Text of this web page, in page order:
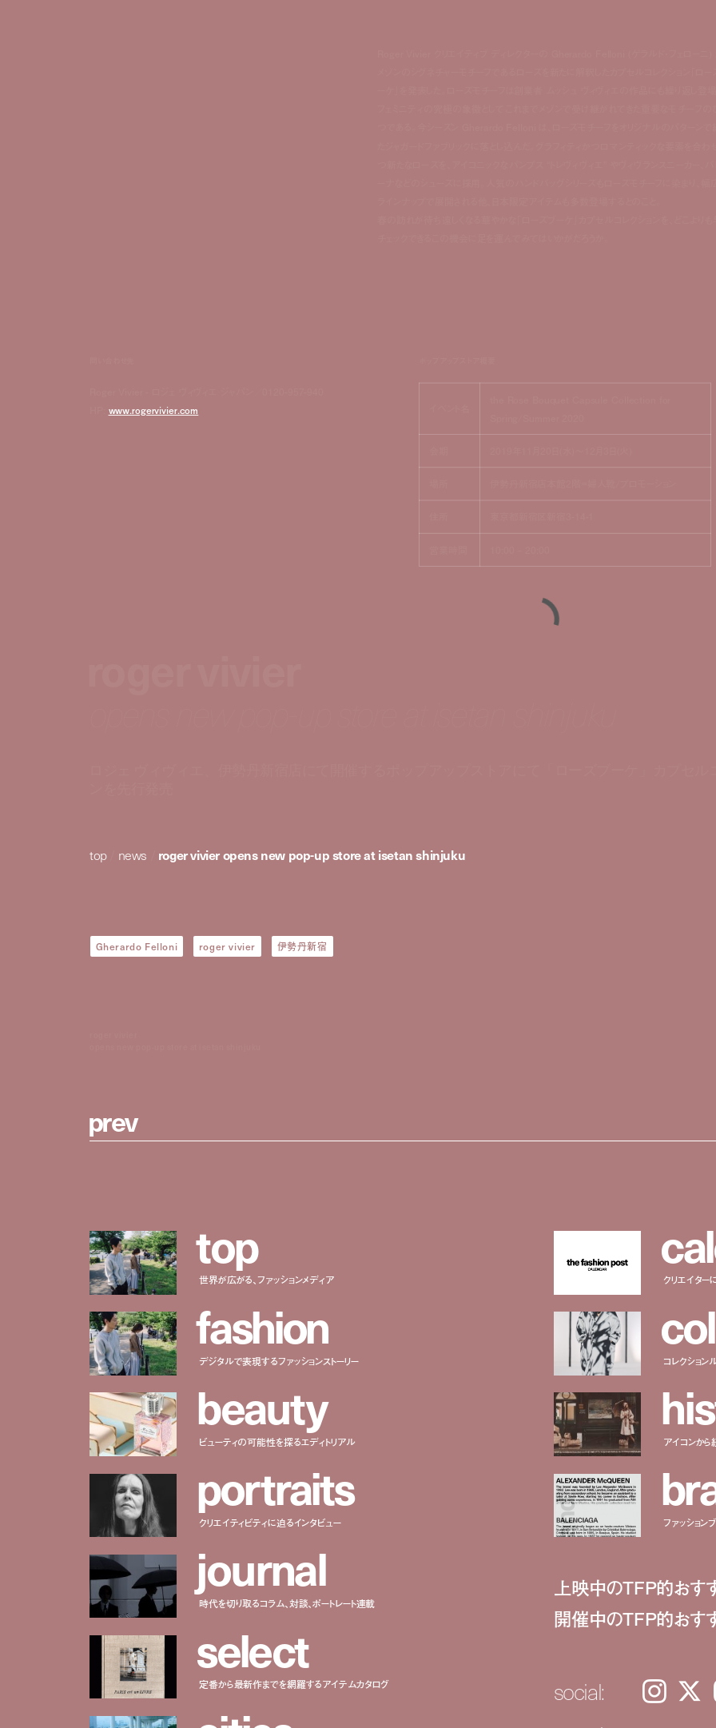
www.rogervivier.com
top/ news roger vivier opens new pop-up store at isetan shinjuku
Gherardo Felloni roger vivier 伊勢丹新宿
prev
top
世界が広がる、ファッションメディア
fashion
デジタルで表現するファッションストーリー
beauty
ビューティの可能性を探るエディトリアル
portraits
クリエイティビティに迫るインタビュー
journal
時代を切り取るコラム、対談、ポートレート連載
select
定番から最新作までを網羅するアイテムカタログ
cal
クリエイター
col
コレクション
his
アイコンから
br
ファッション
上映中のTFP的おす
開催中のTFP的おす
social: Instagram 𝕏